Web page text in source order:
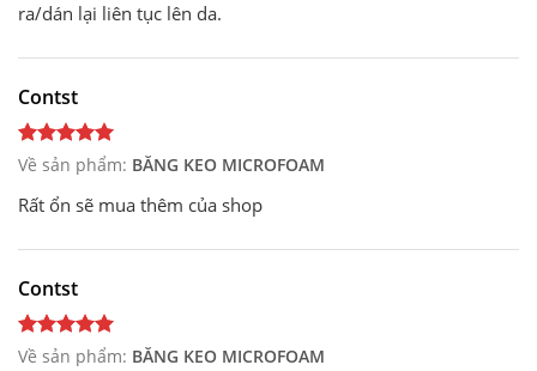
ra/dán lại liên tục lên da.
Contst
Về sản phẩm: BĂNG KEO MICROFOAM
Rất ổn sẽ mua thêm của shop
Contst
Về sản phẩm: BĂNG KEO MICROFOAM